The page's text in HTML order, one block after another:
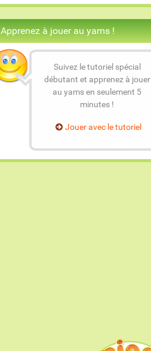
Apprenez à jouer au yams !
Suivez le tutoriel spécial
débutant et apprenez à jouer
au yams en seulement 5
minutes !
Jouer avec le tutoriel